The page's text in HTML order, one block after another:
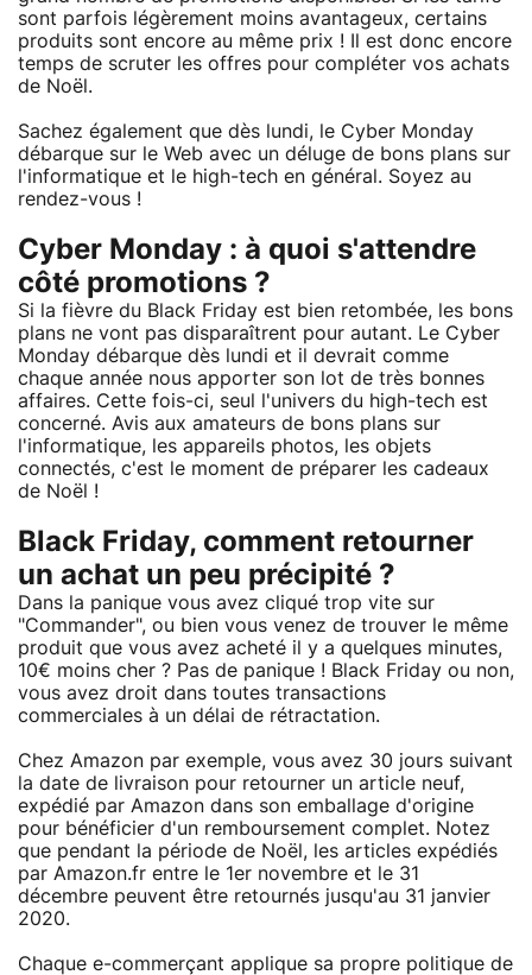
sont parfois légèrement moins avantageux, certains
produits sont encore au même prix ! Il est donc encore
temps de scruter les offres pour compléter vos achats
de Noël.
Sachez également que dès lundi, le Cyber Monday
débarque sur le Web avec un déluge de bons plans sur
l'informatique et le high-tech en général. Soyez au
rendez-vous !
Cyber Monday : à quoi s'attendre
côté promotions ?
Si la fièvre du Black Friday est bien retombée, les bons
plans ne vont pas disparaîtrent pour autant. Le Cyber
Monday débarque dès lundi et il devrait comme
chaque année nous apporter son lot de très bonnes
affaires. Cette fois-ci, seul l'univers du high-tech est
concerné. Avis aux amateurs de bons plans sur
l'informatique, les appareils photos, les objets
connectés, c'est le moment de préparer les cadeaux
de Noël !
Black Friday, comment retourner
un achat un peu précipité ?
Dans la panique vous avez cliqué trop vite sur
"Commander", ou bien vous venez de trouver le même
produit que vous avez acheté il y a quelques minutes,
10€ moins cher ? Pas de panique ! Black Friday ou non,
vous avez droit dans toutes transactions
commerciales à un délai de rétractation.
Chez Amazon par exemple, vous avez 30 jours suivant
la date de livraison pour retourner un article neuf,
expédié par Amazon dans son emballage d'origine
pour bénéficier d'un remboursement complet. Notez
que pendant la période de Noël, les articles expédiés
par Amazon.fr entre le 1er novembre et le 31
décembre peuvent être retournés jusqu'au 31 janvier
2020.
Chaque e-commerçant applique sa propre politique de